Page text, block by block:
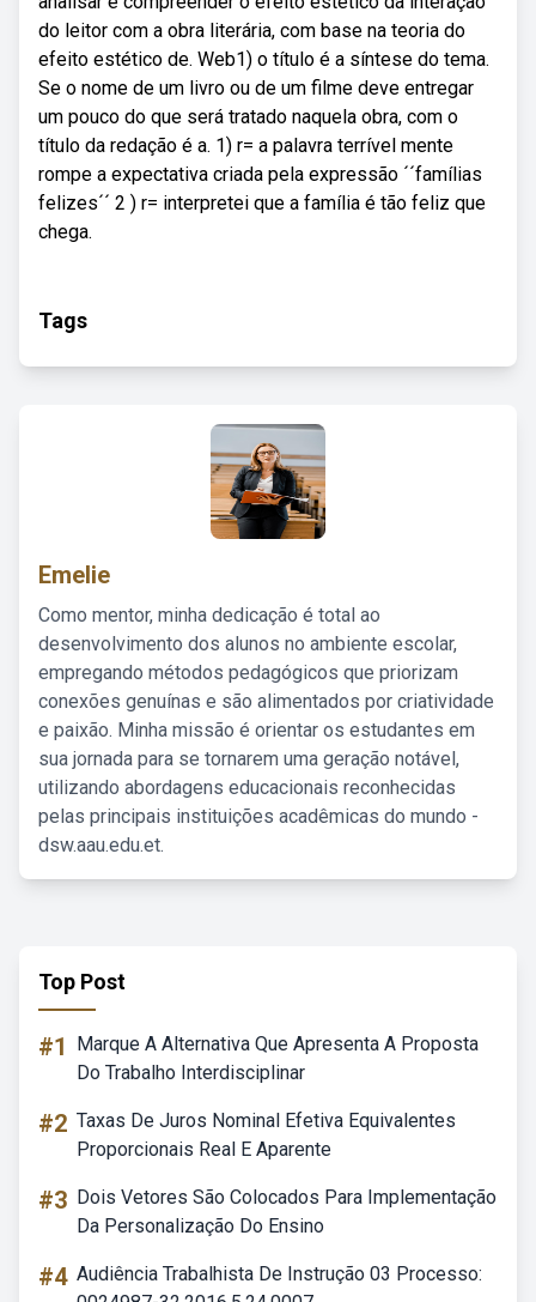
do leitor com a obra literária, com base na teoria do
efeito estético de. Web1) o título é a síntese do tema.
Se o nome de um livro ou de um filme deve entregar
um pouco do que será tratado naquela obra, com o
título da redação é a. 1) r= a palavra terrível mente
rompe a expectativa criada pela expressão ´´famílias
felizes´´ 2 ) r= interpretei que a família é tão feliz que
chega.
Tags
Emelie
Como mentor, minha dedicação é total ao
desenvolvimento dos alunos no ambiente escolar,
empregando métodos pedagógicos que priorizam
conexões genuínas e são alimentados por criatividade
e paixão. Minha missão é orientar os estudantes em
sua jornada para se tornarem uma geração notável,
utilizando abordagens educacionais reconhecidas
pelas principais instituições acadêmicas do mundo -
dsw.aau.edu.et.
Top Post
#1
Marque A Alternativa Que Apresenta A Proposta
Do Trabalho Interdisciplinar
#2 Taxas De Juros Nominal Efetiva Equivalentes
Proporcionais Real E Aparente
#3 Dois Vetores São Colocados Para Implementação
Da Personalização Do Ensino
#4 Audiência Trabalhista De Instrução 03 Processo: